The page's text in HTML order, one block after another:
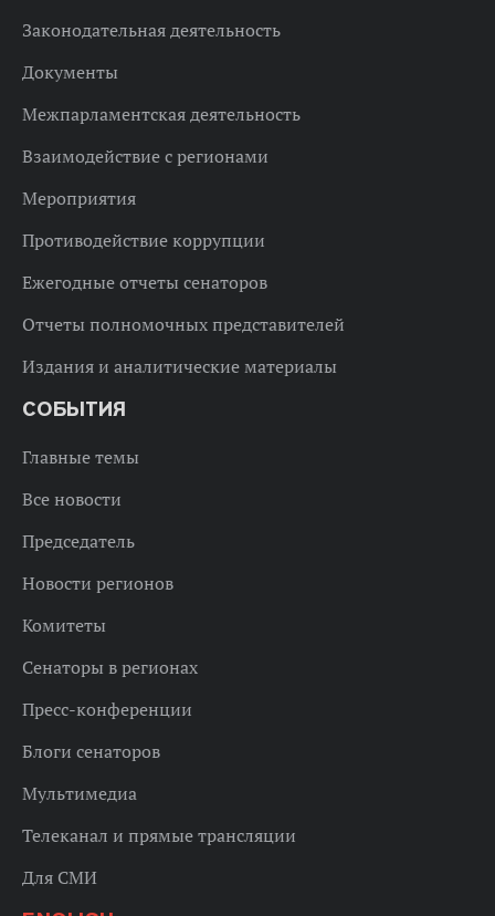
Законодательная деятельность
Документы
Межпарламентская деятельность
Взаимодействие с регионами
Мероприятия
Противодействие коррупции
Ежегодные отчеты сенаторов
Отчеты полномочных представителей
Издания и аналитические материалы
СОБЫТИЯ
Главные темы
Все новости
Председатель
Новости регионов
Комитеты
Сенаторы в регионах
Пресс-конференции
Блоги сенаторов
Мультимедиа
Телеканал и прямые трансляции
Для СМИ